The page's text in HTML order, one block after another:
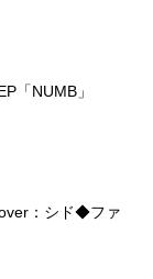
「NUMB」
：シド◆ファ